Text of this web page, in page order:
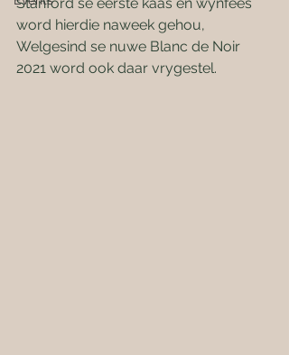
word hierdie naweek gehou,
Welgesind se nuwe Blanc de Noir
2021 word ook daar vrygestel.